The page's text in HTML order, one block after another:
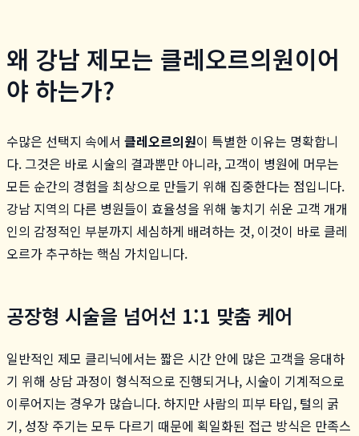
왜 강남 제모는 클레오르의원이어
야 하는가?
수많은 선택지 속에서 클레오르의원이 특별한 이유는 명확합니
다. 그것은 바로 시술의 결과뿐만 아니라, 고객이 병원에 머무는
모든 순간의 경험을 최상으로 만들기 위해 집중한다는 점입니다.
강남 지역의 다른 병원들이 효율성을 위해 놓치기 쉬운 고객 개개
인의 감정적인 부분까지 세심하게 배려하는 것, 이것이 바로 클레
오르가 추구하는 핵심 가치입니다.
공장형 시술을 넘어선 1:1 맞춤 케어
일반적인 제모 클리닉에서는 짧은 시간 안에 많은 고객을 응대하
기 위해 상담 과정이 형식적으로 진행되거나, 시술이 기계적으로
이루어지는 경우가 많습니다. 하지만 사람의 피부 타입, 털의 굵
기, 성장 주기는 모두 다르기 때문에 획일화된 접근 방식은 만족스